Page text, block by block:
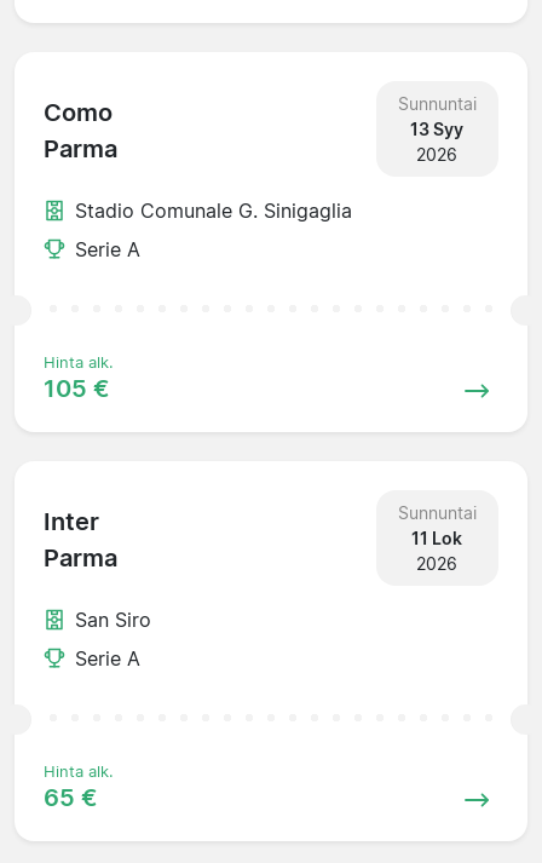
Como
Parma
Sunnuntai
13 Syy
2026
Stadio Comunale G. Sinigaglia
Serie A
Hinta alk.
105 €
Inter
Parma
Sunnuntai
11 Lok
2026
San Siro
Serie A
Hinta alk.
65 €